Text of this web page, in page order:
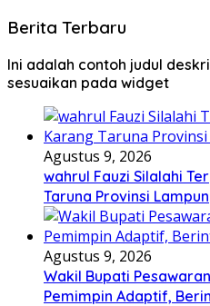
Berita Terbaru
Ini adalah contoh judul
sesuaikan pada widget
Agustus 9, 2026
wahrul Fauzi Silalahi
Taruna Provinsi
Agustus 9, 2026
Wakil Bupati
Pemimpin Adaptif,